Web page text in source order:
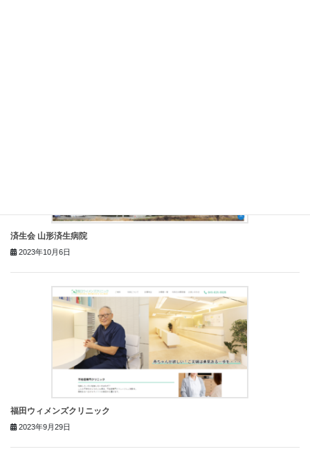
済生会 山形済生病院
2023年10月6日
福田ウィメンズクリニック
2023年9月29日